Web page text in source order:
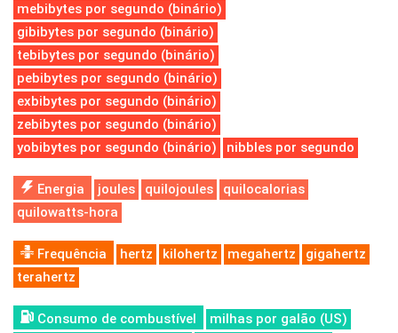
mebibytes por segundo (binário)
gibibytes por segundo (binário)
tebibytes por segundo (binário)
pebibytes por segundo (binário)
exbibytes por segundo (binário)
zebibytes por segundo (binário)
yobibytes por segundo (binário)
nibbles por segundo
Energia joules quilojoules
quilocalorias
quilowatts-hora
Frequência hertz kilohertz megahertz
gigahertz
terahertz
Consumo de combustível
milhas por galão (US)